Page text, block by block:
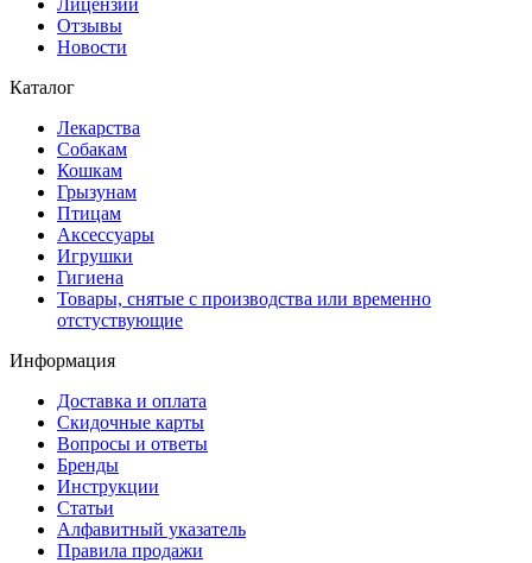
Лицензии
Отзывы
Новости
Каталог
Лекарства
Собакам
Кошкам
Грызунам
Птицам
Аксессуары
Игрушки
Гигиена
Товары, снятые с производства или временно
отстуствующие
Информация
Доставка и оплата
Скидочные карты
Вопросы и ответы
Бренды
Инструкции
Статьи
Алфавитный указатель
Правила продажи